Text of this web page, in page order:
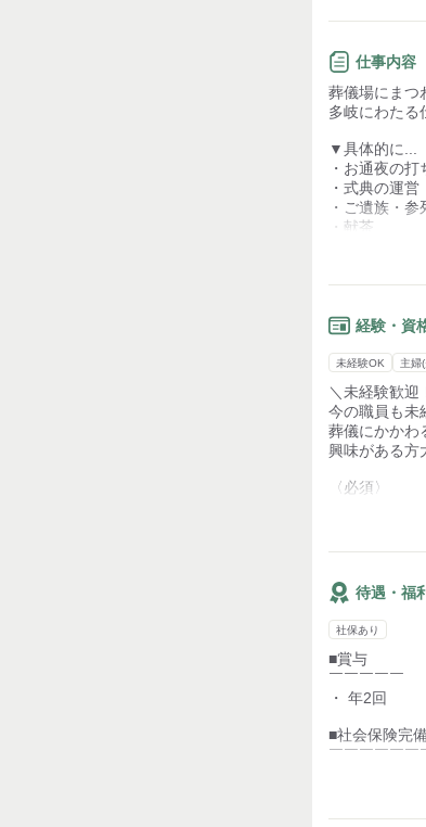
最後に「あり
本当に良かっ
自分自身が直
とてもやりが
仕事内容
葬儀場にまつ
多岐にわたる
▼具体的に...
・お通夜の打
・式典の運営
・ご遺族・
・献茶
・葬儀後の
テキパキこな
何よりの強
葬儀を終える
ご親族の方に
担当されるご
やりがいを得
経験・資
未経験OK 主婦
＼未経験歓迎
今の職員も未
葬儀にかかわ
興味がある方
〈必須〉
・ドライバー
・接客業経験
・葬儀ディレ
〈この仕事に
人と話すのが
生活を豊かに
待遇・福
社保あり
■賞与
￣￣￣￣￣
・ 年2回
■社会保険完
￣￣￣￣￣￣